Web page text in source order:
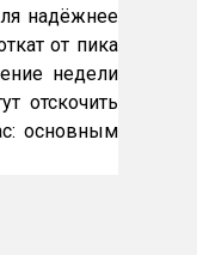
надёжнее
от пика
недели
отскочить
основным